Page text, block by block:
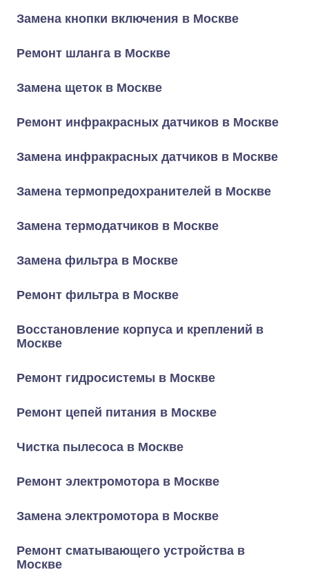
Замена кнопки включения в Москве
Ремонт шланга в Москве
Замена щеток в Москве
Ремонт инфракрасных датчиков в Москве
Замена инфракрасных датчиков в Москве
Замена термопредохранителей в Москве
Замена термодатчиков в Москве
Замена фильтра в Москве
Ремонт фильтра в Москве
Восстановление корпуса и креплений в
Москве
Ремонт гидросистемы в Москве
Ремонт цепей питания в Москве
Чистка пылесоса в Москве
Ремонт электромотора в Москве
Замена электромотора в Москве
Ремонт сматывающего устройства в
Москве